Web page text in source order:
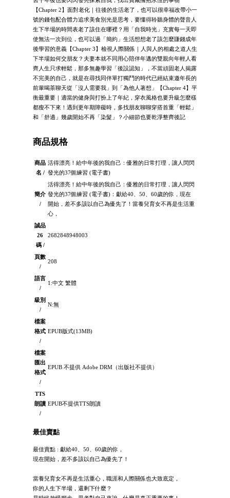
【Chapter 2】面對老化｜往後的生活老了，也可以很幸福改帶小一
號的錢包配合體力追求美食別光是思考，要懂得聆聽身體的聲音人
生下半場的時間表老了該住在哪裡？用「自我時光」充實每一天即
使無法一次到位，也可以過「簡約」生活想想老了該怎麼賺錢成年
後學習的意義【Chapter 3】檢視人際關係｜人與人的相處之道人生
下半場如何交朋友？夫妻本就不同用心陪伴年邁的雙親向年輕人看
齊人生只求輕鬆，那多無趣學習「後設認知」，不當頑固老人揭露
不完美的自己，就是在尋找同伴單打獨鬥的時代已經結束邀年長的
前輩喝茶聊天從「沒人需要我」到「為他人著想」【Chapter 4】平
衡最重要｜適當的健身與打扮上了年紀，穿衣風格也要升級怎麼樣
都瘦不下來！遇到更年期障礙時，多找朋友聊聊穿搭首重「輕鬆」
和「舒適」幾歲開始不再「染髮」？小細節也要乾淨整齊後記
商品規格
商品
名 /
活得漂亮！給中年後的我自己：優雅的日常打理，讓人閃閃
發光的37個練習 (電子書)
簡介
/
活得漂亮！給中年後的我自己：優雅的日常打理，讓人閃閃
發光的37個練習 (電子書)：獻給40、50、60歲的你，現在
開始，差不多該以自己為優先了！當養兒育女不再是生活重
心，
誠品
26
碼 /
2682848948003
頁數
/
208
語言
/
1:中文 繁體
級別
/
N:無
檔案
格式
/
EPUB版式(13MB)
檔案
匯出
格式
/
EPUB 不提供 Adobe DRM（出版社不提供）
TTS
朗讀
/
EPUB不提供TTS朗讀
最佳賣點
最佳賣點 : 獻給40、50、60歲的你，
現在開始，差不多該以自己為優先了！
當養兒育女不再是生活重心，職涯和人際關係也大致底定，
你的人生下半場，還剩下什麼？